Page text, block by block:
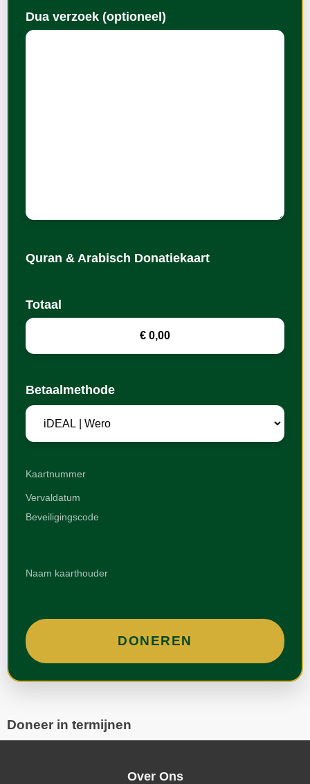
Dua verzoek (optioneel)
Quran & Arabisch Donatiekaart
Totaal
Betaalmethode
Kaartnummer
Vervaldatum
Beveiligingscode
Naam kaarthouder
Doneer in termijnen
Over Ons